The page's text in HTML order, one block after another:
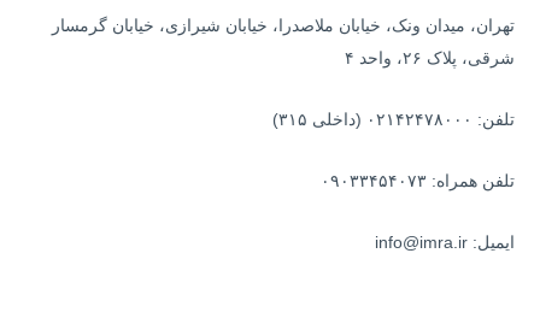
تهران، میدان ونک، خیابان ملاصدرا، خیابان شیرازی، خیابان گرمسار
شرقی، پلاک ۲۶، واحد ۴
تلفن: ۰۲۱۴۲۴۷۸۰۰۰ (داخلی ۳۱۵)
تلفن همراه: ۰۹۰۳۳۴۵۴۰۷۳
ایمیل: info@imra.ir